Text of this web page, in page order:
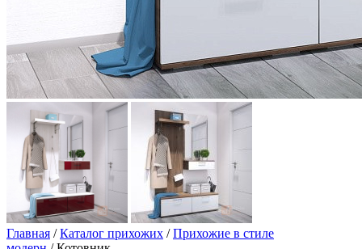
Главная /Каталог прихожих /Прихожие в стиле